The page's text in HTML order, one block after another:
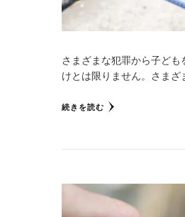
さまざまな犯罪から子ど
けとは限りません。さま
続きを読む